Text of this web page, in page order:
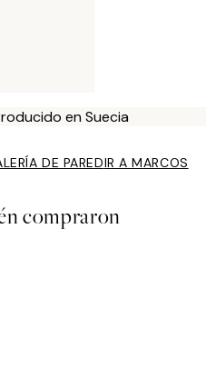
en Suecia
DE PAREDIR A MARCOS
compraron